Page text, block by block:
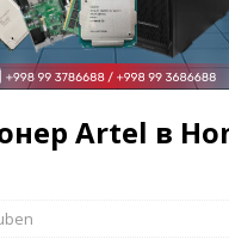
Artel в